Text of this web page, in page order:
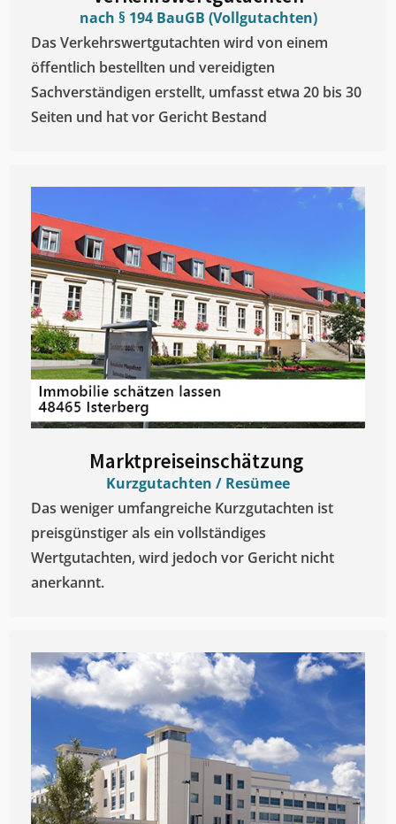
nach § 194 BauGB (Vollgutachten)
Das Verkehrswertgutachten wird von einem
öffentlich bestellten und vereidigten
Sachverständigen erstellt, umfasst etwa 20 bis 30
Seiten und hat vor Gericht Bestand
Marktpreiseinschätzung ​
Kurzgutachten / Resümee
Das weniger umfangreiche Kurzgutachten ist
preisgünstiger als ein vollständiges
Wertgutachten, wird jedoch vor Gericht nicht
anerkannt.